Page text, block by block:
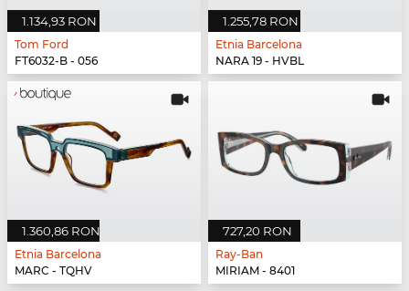
1.134,93 RON
Tom Ford
FT6032-B - 056
1.255,78 RON
Etnia Barcelona
NARA 19 - HVBL
1.360,86 RON
Etnia Barcelona
MARC - TQHV
727,20 RON
Ray-Ban
MIRIAM - 8401